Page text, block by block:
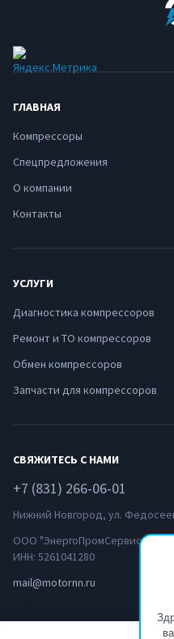
ГЛАВНАЯ
Компрессоры
Спецпредложения
О компании
Контакты
УСЛУГИ
Диагностика компрессоров
Ремонт и ТО компрессоров
Обмен компрессоров
Запчасти для компрессоров
СВЯЖИТЕСЬ С НАМИ
+7 (831) 266-06-01
Нижний Новгород, ул.
ООО "ЭнергоПромСервис-НН"
ИНН: 5261041280
mail@motornn.ru